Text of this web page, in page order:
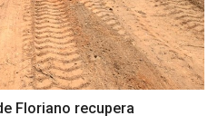
Floriano recupera